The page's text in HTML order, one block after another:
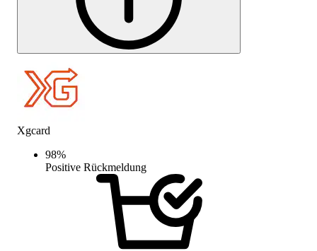
Xgcard
98%
Positive Rückmeldung